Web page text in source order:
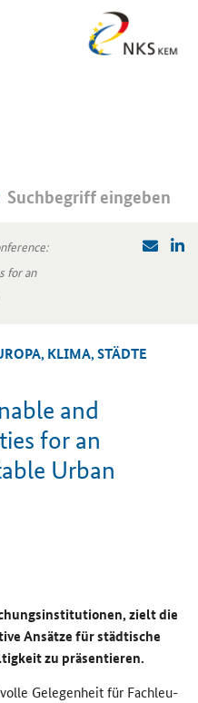
for an
KLIMA, STÄD­TE
and
for an
Urban
zielt die
An­sät­ze für städ­ti­sche
zu prä­sen­tie­ren.
Ge­le­gen­heit für Fach­leu­